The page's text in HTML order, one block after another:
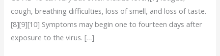
cough, breathing difficulties, loss of smell, and loss of taste.
[8][9][10] Symptoms may begin one to fourteen days after
exposure to the virus. […]